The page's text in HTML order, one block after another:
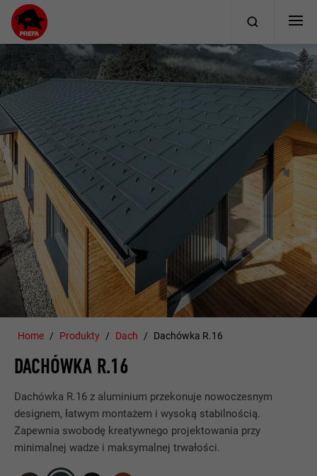
Home Produkty Dach Dachówka R.16
DACHÓWKA R.16
Dachówka R.16 z aluminium przekonuje nowoczesnym
designem, łatwym montażem i wysoką stabilnością.
Zapewnia swobodę kreatywnego projektowania przy
minimalnej wadze i maksymalnej trwałości.